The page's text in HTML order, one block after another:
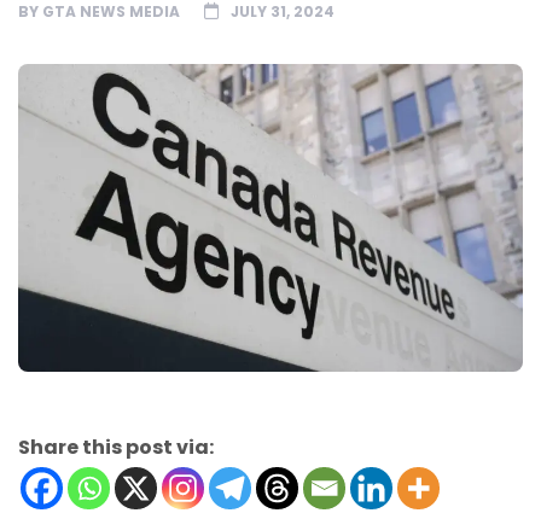
BY GTA NEWS MEDIA JULY 31, 2024
Share this post via: